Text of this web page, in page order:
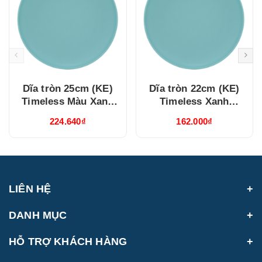
Dĩa tròn 25cm (KE)
Timeless Màu Xanh
224.640₫
Dĩa tròn 22cm (KE)
Timeless Xanh
162.000₫
LIÊN HỆ
DANH MỤC
HỖ TRỢ KHÁCH HÀNG